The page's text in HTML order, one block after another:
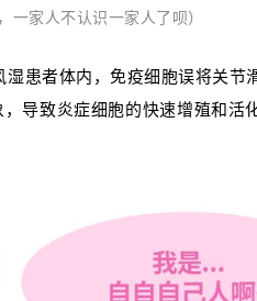
一家人不认识一家人了呗）
患者体内，免疫细胞误将关节
导致炎症细胞的快速增殖和活化